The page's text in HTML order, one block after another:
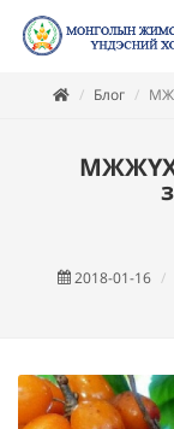
Блог
МЖЖҮХ
2018-01-16